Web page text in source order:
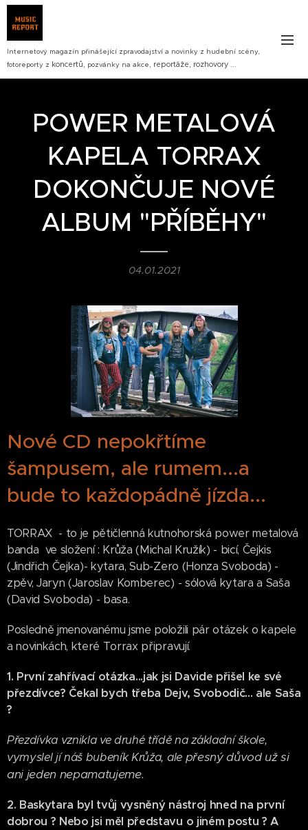
Internetový magazín přinášející zpravodajství a novinky z hudební scény,
fotoreporty z koncertů, pozvánky na akce, reportáže, rozhovory ...
POWER METALOVÁ
KAPELA TORRAX
DOKONČUJE NOVÉ
ALBUM "PŘÍBĚHY"
04.01.2021
Nové CD nepokřtíme
šampusem, ale rumem...a
bude to každopádně jízda...
TORRAX - to je pětičlenná kutnohorská power metalová
banda ve složení : Krůža (Michal Kružík) - bicí, Čejkis
(Jindřich Čejka)- kytara, Sub-Zero (Honza Svoboda) -
zpěv, Jaryn (Jaroslav Komberec) - sólová kytara a Saša
(David Svoboda) - basa.
Posledně jmenovanému jsme položili pár otázek o kapele
a novinkách, které Torrax připravují.
1. První zahřívací otázka...jak jsi Davide přišel ke své
přezdívce? Čekal bych třeba Dejv, Svobodič... ale Saša
?
Přezdívka vznikla ve druhé třídě na základní škole,
vymyslel jí náš bubeník Krůža, ale přesný důvod už si
ani jeden nepamatujeme.
2. Baskytara byl tvůj vysněný nástroj hned na první
dobrou ? Nebo jsi měl představu o jiném postu ? A